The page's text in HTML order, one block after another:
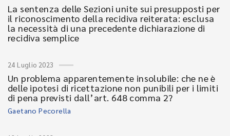
La sentenza delle Sezioni unite sui presupposti per
il riconoscimento della recidiva reiterata: esclusa
la necessità di una precedente dichiarazione di
recidiva semplice
24 Luglio 2023
Un problema apparentemente insolubile: che ne è
delle ipotesi di ricettazione non punibili per i limiti
di pena previsti dall’art. 648 comma 2?
Gaetano Pecorella